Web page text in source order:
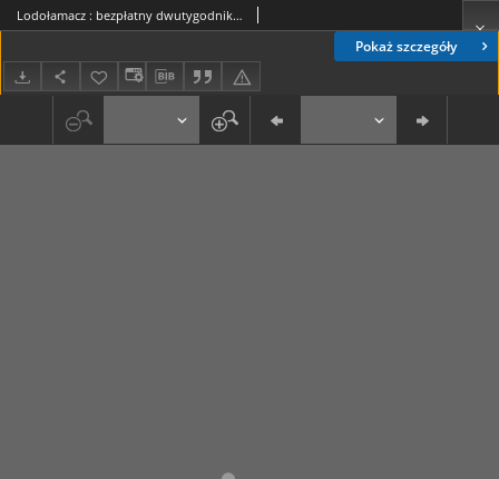
Pokaż szczegóły
Lodołamacz : bezpłatny dwutygodnik Nowej Huty, 2013. 02. 04, nr 23